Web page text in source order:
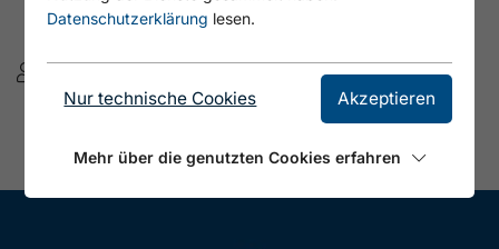
6215 Achenkirch am Achensee
energiebuendel@katjagrasinger.at
Datenschutzerklärung lesen.
Nur technische Cookies Akzeptieren
Mehr über die genutzten Cookies erfahren